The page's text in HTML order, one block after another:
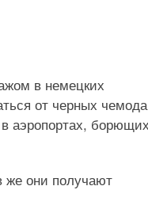
в немецких
от черных
аэропортах,
же они получают